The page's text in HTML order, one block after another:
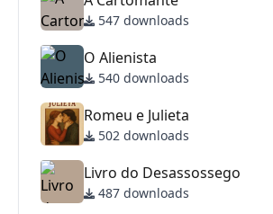
547 downloads
O Alienista
540 downloads
Romeu e Julieta
502 downloads
Livro do Desassossego
487 downloads